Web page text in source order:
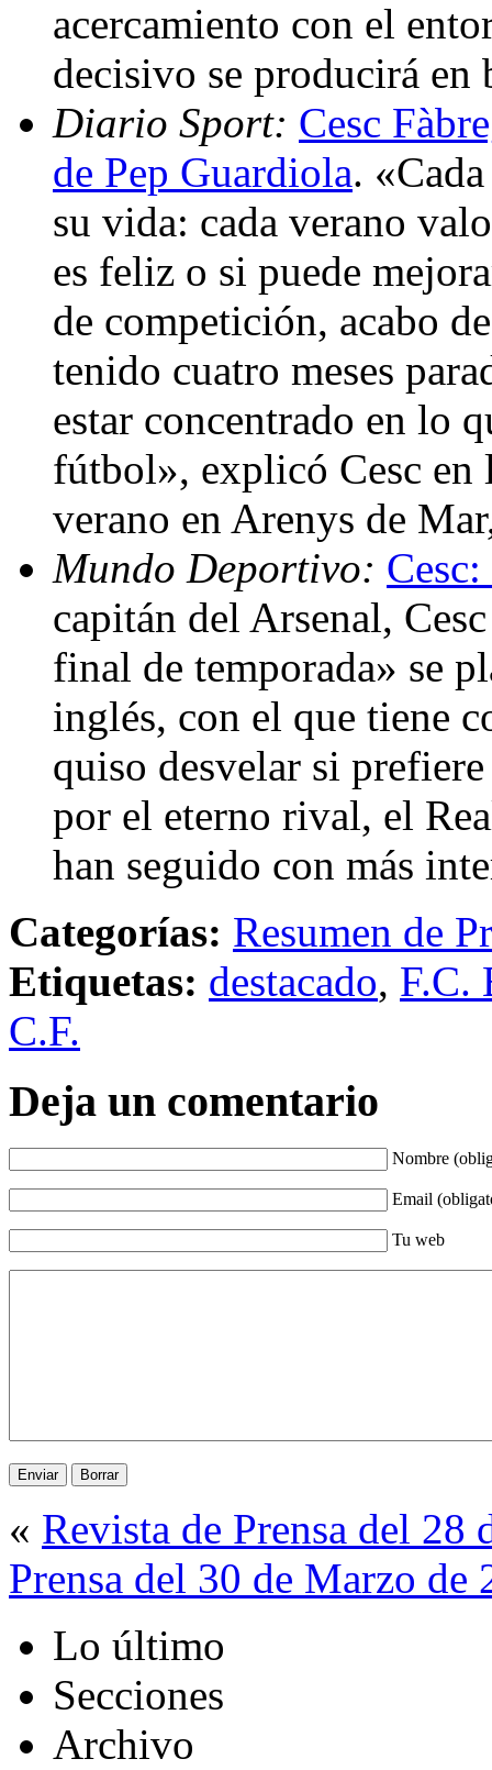
acercamiento con el
decisivo se producirá
Diario Sport: Cesc
de Pep Guardiola.
su vida: cada verano
es feliz o si puede
de competición, acabo
tenido cuatro meses
estar concentrado en lo
fútbol», explicó Cesc en
verano en Arenys de
Mundo Deportivo:
capitán del Arsenal,
final de temporada» se
inglés, con el que tiene
quiso desvelar si
por el eterno rival, el
han seguido con más
Categorías: Resumen de
Etiquetas: destacado, F.C.
C.F.
Deja un comentario
Nombre
Email
Tu web
« Revista de Prensa del 28
Prensa del 30 de Marzo de
Lo último
Secciones
Archivo